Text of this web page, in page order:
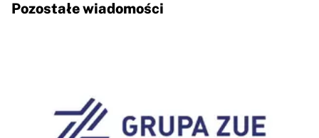
Pozostałe wiadomości